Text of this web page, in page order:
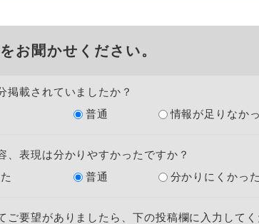
お聞かせください。
掲載されていましたか？
普通 情報が足りなか
、表現は分かりやすかったですか？
普通 分かりにくかった
ご要望がありましたら、下の投稿欄に入力してく